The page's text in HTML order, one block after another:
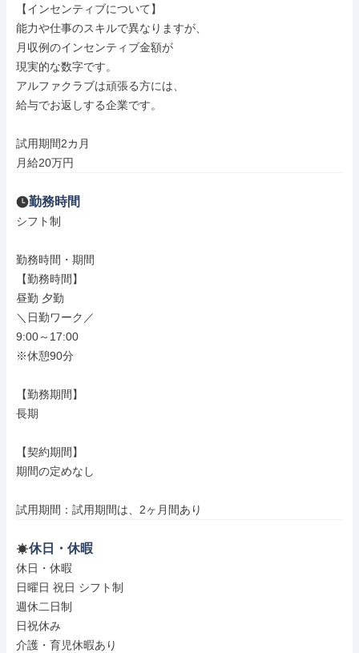
【インセンティブについて】
能力や仕事のスキルで異なりますが、
月収例のインセンティブ金額が
現実的な数字です。
アルファクラブは頑張る方には、
給与でお返しする企業です。
試用期間2カ月
月給20万円
勤務時間
シフト制
勤務時間・期間
【勤務時間】
昼勤 夕勤
＼日勤ワーク／
9:00～17:00
※休憩90分
【勤務期間】
長期
【契約期間】
期間の定めなし
試用期間：試用期間は、2ヶ月間あり
休日・休暇
休日・休暇
日曜日 祝日 シフト制
週休二日制
日祝休み
介護・育児休暇あり